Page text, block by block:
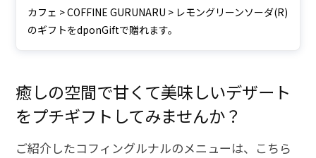
カフェ > COFFINE GURUNARU > レモングリーンソーダ(R)
のギフトをdponGiftで贈れます。
癒しの空間で甘くて美味しいデザート
をプチギフトしてみませんか？
ご紹介したコフィングルナルのメニューは、こちら